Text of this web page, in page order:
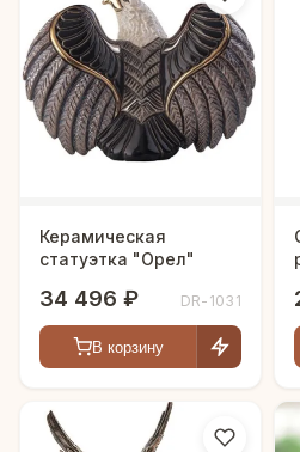
Керамическая
статуэтка "Орел"
34 496 ₽ DR-1031
В корзину